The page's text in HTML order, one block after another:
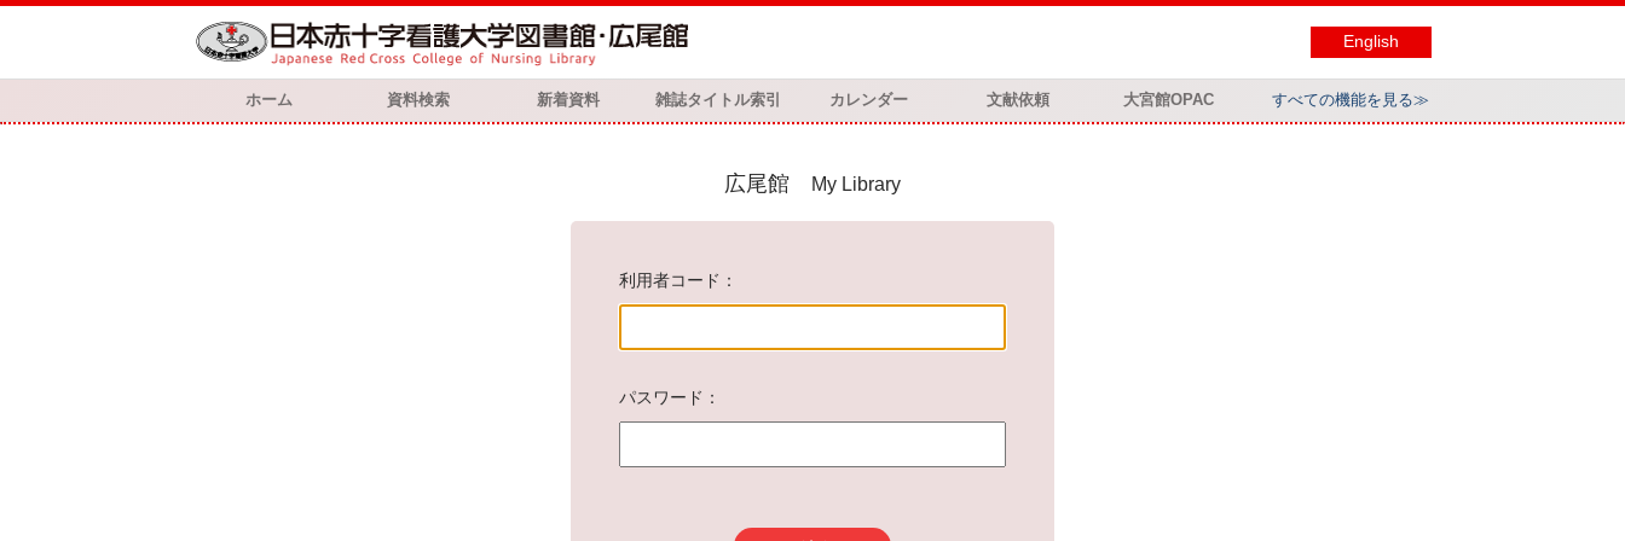
English
ホーム 資料検索 新着資料 雑誌タイトル索引 カレンダー 文献依頼 大宮館OPAC すべての機能を見る≫
広尾館 My Library
利用者コード
パスワード